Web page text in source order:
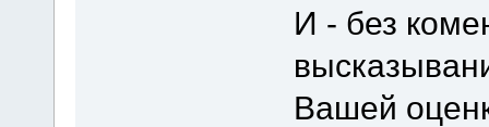
И - без
Вашей